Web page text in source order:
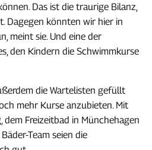
Das ist die traurige Bilanz,
Dagegen könnten wir hier in
meint sie. Und eine der
den Kindern die Schwimmkurse
die Wartelisten gefüllt
mehr Kurse anzubieten. Mit
dem Freizeitbad in Münchehagen
Team seien die